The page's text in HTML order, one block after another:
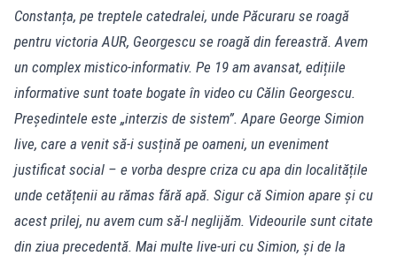
Constanța, pe treptele catedralei, unde Păcuraru se roagă
pentru victoria AUR, Georgescu se roagă din fereastră. Avem
un complex mistico-informativ. Pe 19 am avansat, edițiile
informative sunt toate bogate în video cu Călin Georgescu.
Președintele este „interzis de sistem”. Apare George Simion
live, care a venit să-i susțină pe oameni, un eveniment
justificat social – e vorba despre criza cu apa din localitățile
unde cetățenii au rămas fără apă. Sigur că Simion apare și cu
acest prilej, nu avem cum să-l neglijăm. Videourile sunt citate
din ziua precedentă. Mai multe live-uri cu Simion, și de la